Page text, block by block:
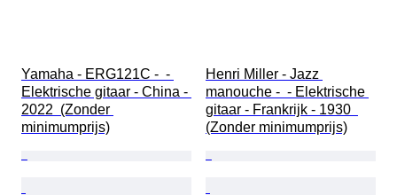
Yamaha - ERG121C -  -
Elektrische gitaar - China -
2022  (Zonder
minimumprijs)
Henri Miller - Jazz
manouche -  - Elektrische
gitaar - Frankrijk - 1930
(Zonder minimumprijs)